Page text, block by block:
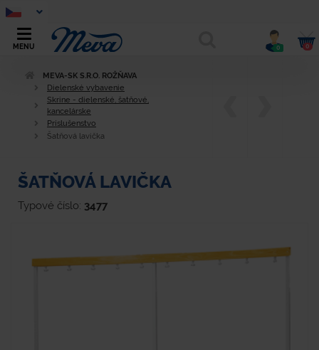
MENU 0 0
MEVA-SK S.R.O. ROŽŇAVA
Dielenské vybavenie
Skrine - dielenské, šatňové,
kancelárske
Príslušenstvo
Šatňová lavička
ŠATŇOVÁ LAVIČKA
Typové číslo: 3477